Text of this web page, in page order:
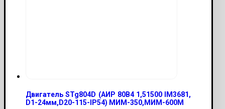
Двигатель STg804D (АИР 80В4 1,51500 IМ3681,
D1-24мм,D20-115-IP54) МИМ-350,МИМ-600М